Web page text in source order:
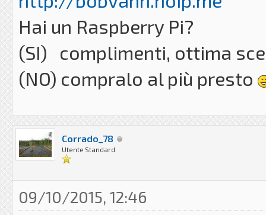
Hai un Raspberry Pi?
(SI) complimenti, ottima
(NO) compralo al più presto
Corrado_78
Utente Standard
09/10/2015, 12:46